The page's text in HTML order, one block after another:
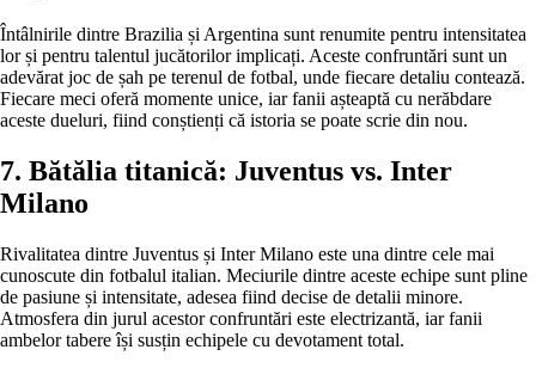
Întâlnirile dintre Brazilia și Argentina sunt renumite pentru intensitatea
lor și pentru talentul jucătorilor implicați. Aceste confruntări sunt un
adevărat joc de șah pe terenul de fotbal, unde fiecare detaliu contează.
Fiecare meci oferă momente unice, iar fanii așteaptă cu nerăbdare
aceste dueluri, fiind conștienți că istoria se poate scrie din nou.
7. Bătălia titanică: Juventus vs. Inter
Milano
Rivalitatea dintre Juventus și Inter Milano este una dintre cele mai
cunoscute din fotbalul italian. Meciurile dintre aceste echipe sunt pline
de pasiune și intensitate, adesea fiind decise de detalii minore.
Atmosfera din jurul acestor confruntări este electrizantă, iar fanii
ambelor tabere își susțin echipele cu devotament total.